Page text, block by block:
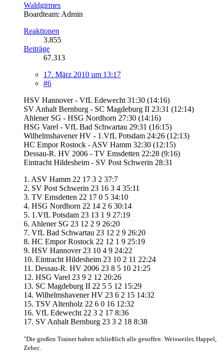
Waldgirmes
Boardteam: Admin
Reaktionen
3.855
Beiträge
67.313
17. März 2010 um 13:17
#6
HSV Hannover - VfL Edewecht 31:30 (14:16)
SV Anhalt Bernburg - SC Magdeburg II 23:31 (12:14)
Ahlener SG - HSG Nordhorn 27:30 (14:16)
HSG Varel - VfL Bad Schwartau 29:31 (16:15)
Wilhelmshavener HV - 1.VfL Potsdam 24:26 (12:13)
HC Empor Rostock - ASV Hamm 32:30 (12:15)
Dessau-R. HV 2006 - TV Emsdetten 22:28 (9:16)
Eintracht Hildesheim - SV Post Schwerin 28:31
1. ASV Hamm 22 17 3 2 37:7
2. SV Post Schwerin 23 16 3 4 35:11
3. TV Emsdetten 22 17 0 5 34:10
4. HSG Nordhorn 22 14 2 6 30:14
5. 1.VfL Potsdam 23 13 1 9 27:19
6. Ahlener SG 23 12 2 9 26:20
7. VfL Bad Schwartau 23 12 2 9 26:20
8. HC Empor Rostock 22 12 1 9 25:19
9. HSV Hannover 23 10 4 9 24:22
10. Eintracht Hildesheim 23 10 2 11 22:24
11. Dessau-R. HV 2006 23 8 5 10 21:25
12. HSG Varel 23 9 2 12 20:26
13. SC Magdeburg II 22 5 5 12 15:29
14. Wilhelmshavener HV 23 6 2 15 14:32
15. TSV Altenholz 22 6 0 16 12:32
16. VfL Edewecht 22 3 2 17 8:36
17. SV Anhalt Bernburg 23 3 2 18 8:38
"Die großen Trainer haben schließlich alle gesoffen: Weisweiler, Happel,
Zebec.